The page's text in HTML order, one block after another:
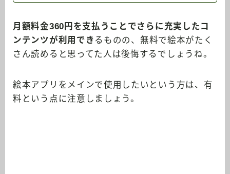
月額料金360円を支払うことでさらに充実したコ
ンテンツが利用でき るものの、無料で絵本がたく
さん読めると思ってた人は後悔するでしょうね。
絵本アプリをメインで使用したいという方は、有
料という点に注意しましょう。